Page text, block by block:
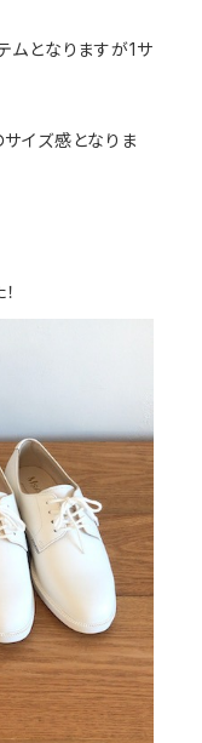
ムとなりますが1サ
イズ感となりま